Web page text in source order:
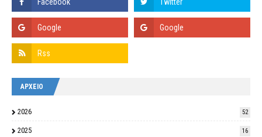
ΑΡΧΕΙΟ
2026 52
2025 16